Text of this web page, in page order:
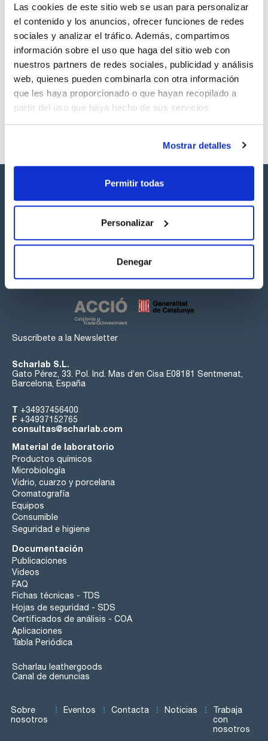
Las cookies de este sitio web se usan para personalizar
el contenido y los anuncios, ofrecer funciones de redes
sociales y analizar el tráfico. Además, compartimos
información sobre el uso que haga del sitio web con
nuestros partners de redes sociales, publicidad y análisis
web, quienes pueden combinarla con otra información
que les haya proporcionado o que hayan recopilado a
partir del uso que haya hecho de sus servicios.
Mostrar detalles
Permitir todas
Personalizar
Denegar
Regístrate para
descargas
Los productos marcados con esta imagen son
productos marca Scharlau habitualmente en stock,
listos para una entrega inmediata.
Síguenos:
Suscríbete a la Newsletter
Scharlab S.L.
Gato Pérez, 33. Pol. Ind. Mas d’en Cisa E08181 Sentmenat,
Barcelona, España
T +34937456400
F +34937152765
consultas@scharlab.com
Material de laboratorio
Productos químicos
Microbiología
Vidrio, cuarzo y porcelana
Cromatografía
Equipos
Consumible
Seguridad e higiene
Documentación
Publicaciones
Videos
FAQ
Fichas técnicas - TDS
Hojas de seguridad - SDS
Certificados de análisis - COA
Aplicaciones
Tabla Periódica
Scharlau leathergoods
Canal de denuncias
Sobre
nosotros
Eventos Contacta Noticias
Trabaja
con
nosotros